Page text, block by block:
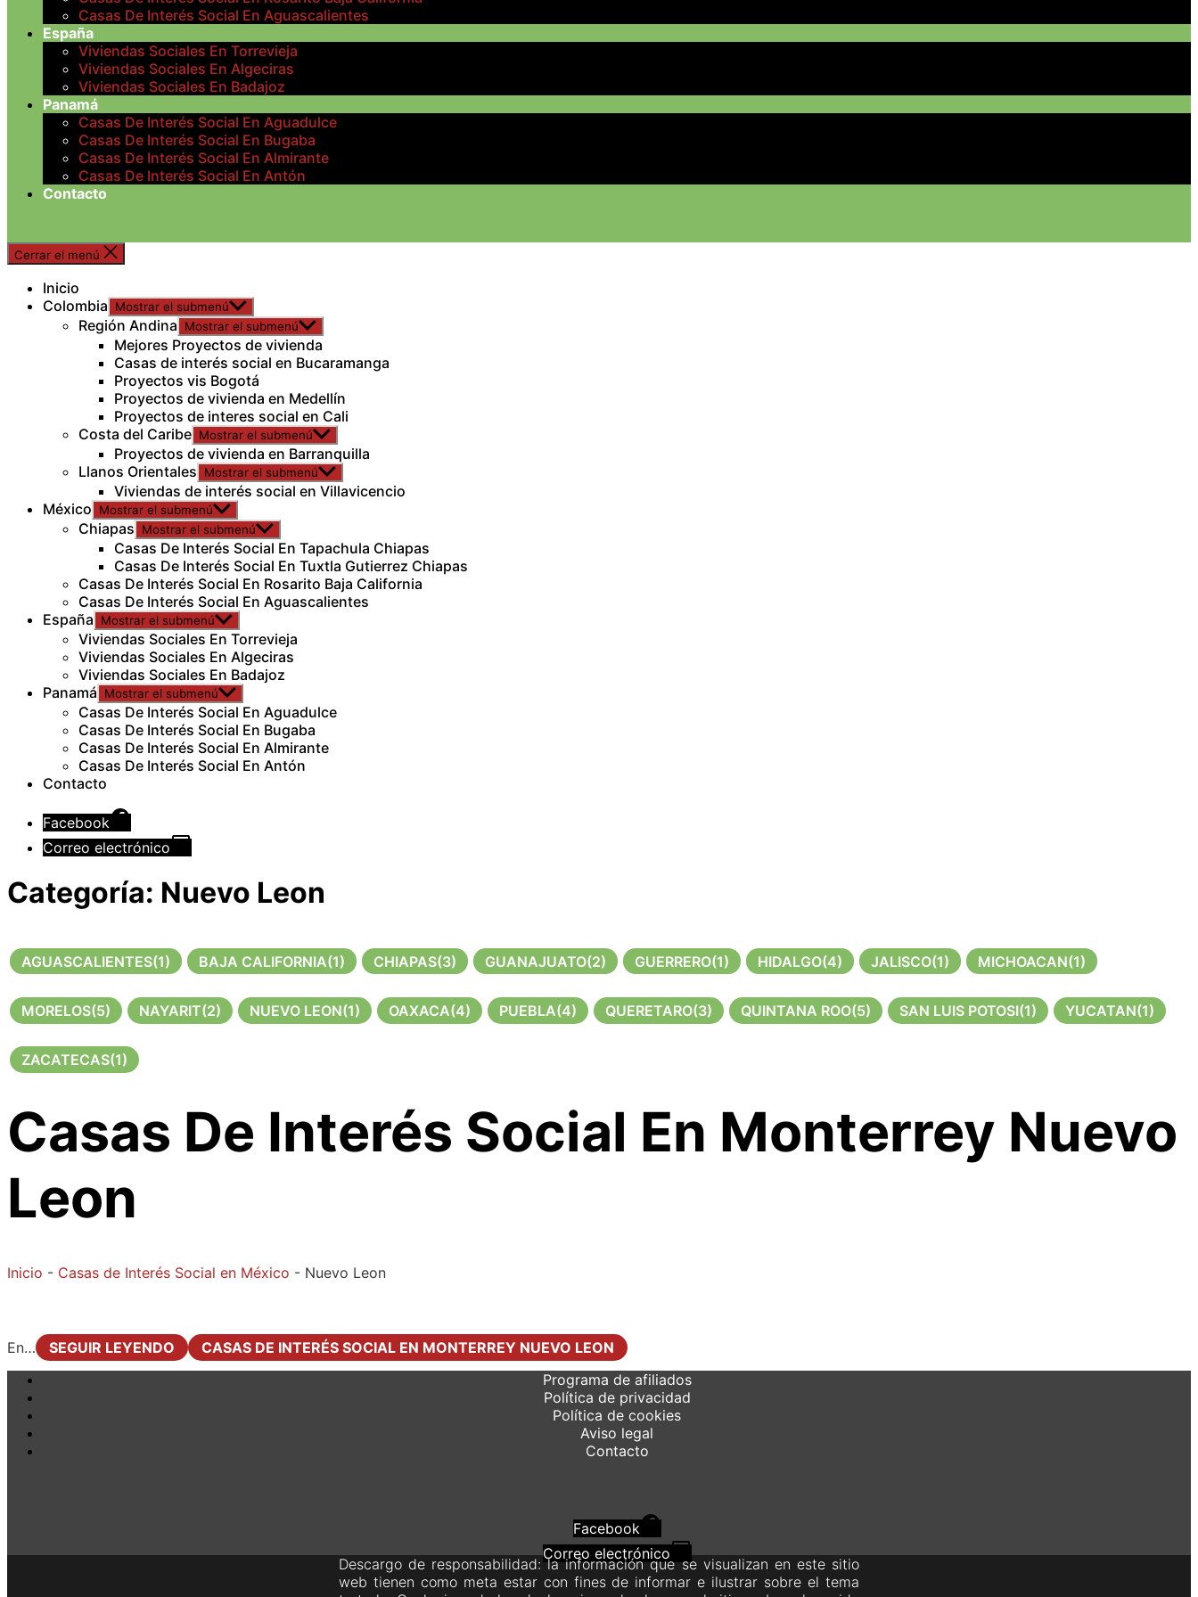
Casas De Interés Social En Aguascalientes
España
Viviendas Sociales En Torrevieja
Viviendas Sociales En Algeciras
Viviendas Sociales En Badajoz
Panamá
Casas De Interés Social En Aguadulce
Casas De Interés Social En Bugaba
Casas De Interés Social En Almirante
Casas De Interés Social En Antón
Contacto
Cerrar el menú
Inicio
Colombia
Mostrar el submenú
Región Andina Mostrar el submenú
Mejores Proyectos de vivienda
Casas de interés social en Bucaramanga
Proyectos vis Bogotá
Proyectos de vivienda en Medellín
Proyectos de interes social en Cali
Costa del Caribe Mostrar el submenú
Proyectos de vivienda en Barranquilla
Llanos Orientales
Mostrar el submenú
Viviendas de interés social en Villavicencio
México
Mostrar el submenú
Chiapas Mostrar el submenú
Casas De Interés Social En Tapachula Chiapas
Casas De Interés Social En Tuxtla Gutierrez Chiapas
Casas De Interés Social En Rosarito Baja California
Casas De Interés Social En Aguascalientes
España
Mostrar el submenú
Viviendas Sociales En Torrevieja
Viviendas Sociales En Algeciras
Viviendas Sociales En Badajoz
Panamá
Mostrar el submenú
Casas De Interés Social En Aguadulce
Casas De Interés Social En Bugaba
Casas De Interés Social En Almirante
Casas De Interés Social En Antón
Contacto
Facebook
Correo electrónico
Categoría: Nuevo Leon
AGUASCALIENTES(1) BAJA CALIFORNIA(1) CHIAPAS(3) GUANAJUATO(2) GUERRERO(1) HIDALGO(4) JALISCO(1) MICHOACAN(1)
MORELOS(5) NAYARIT(2) NUEVO LEON(1) OAXACA(4) PUEBLA(4) QUERETARO(3) QUINTANA ROO(5) SAN LUIS POTOSI(1) YUCATAN(1)
ZACATECAS(1)
Casas De Interés Social En Monterrey Nuevo
Leon
Inicio - Casas de Interés Social en México - Nuevo Leon
En… SEGUIR LEYENDO
CASAS DE INTERÉS SOCIAL EN MONTERREY NUEVO LEON
Programa de afiliados
Política de privacidad
Política de cookies
Aviso legal
Contacto
Facebook
Correo electrónico
Descargo de responsabilidad: la información que se visualizan en este sitio
web tienen como meta estar con fines de informar e ilustrar sobre el tema